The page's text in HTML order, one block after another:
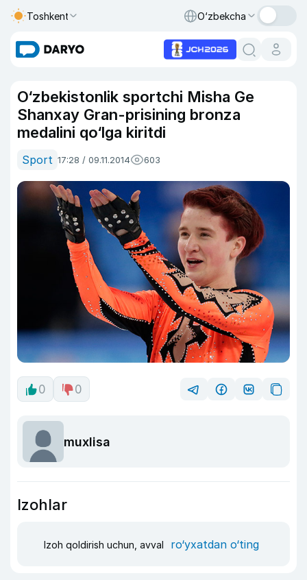
Toshkent O‘zbekcha
O‘zbekistonlik sportchi Misha Ge
Shanxay Gran-prisining bronza
medalini qo‘lga kiritdi
Sport 17:28 / 09.11.2014 603
0 0
muxlisa
Izohlar
Izoh qoldirish uchun, avval ro‘yxatdan o‘ting